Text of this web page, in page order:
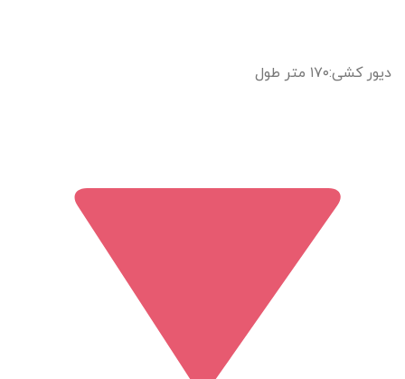
دیور کشی:۱۷۰ متر طول